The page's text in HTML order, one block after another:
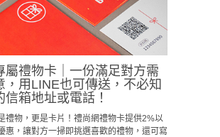
屬禮物卡｜一份滿足對方需
，用LINE也可傳送，不必知
信箱地址或電話！
禮物，更是卡片！禮尚網禮物卡提供2%以
惠，讓對方一掃即挑選喜歡的禮物，還可寫